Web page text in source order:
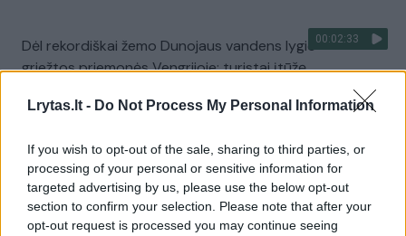
Lrytas.lt - Do Not Process My Personal Information
If you wish to opt-out of the sale, sharing to third parties, or
processing of your personal or sensitive information for
targeted advertising by us, please use the below opt-out
section to confirm your selection. Please note that after your
opt-out request is processed you may continue seeing
00:02:33
Dėl rekordiškai žemo Dunojaus vandens lygio –
griežtos priemonės Vengrijoje: turistai įtūžę
| Pasaulis
00:04:00
Kuprines pasvėrę specialistai įspėja apie pavojingą
įprotį: tą daro daugiau nei pusė pradinukų
Žinios | Lietuvos diena